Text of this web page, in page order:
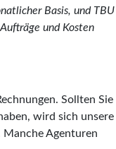
Basis, und TBU
und Kosten
Sollten Sie
wird sich unsere
Manche Agenturen